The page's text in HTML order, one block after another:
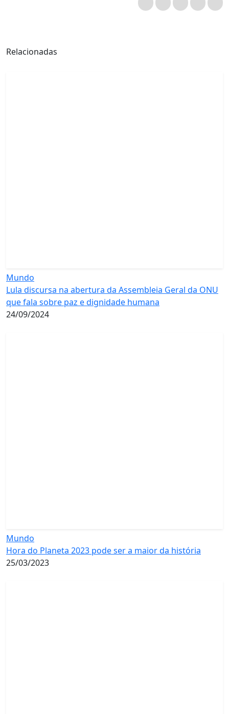
Relacionadas
Mundo
Lula discursa na abertura da Assembleia Geral da ONU
que fala sobre paz e dignidade humana
24/09/2024
Mundo
Hora do Planeta 2023 pode ser a maior da história
25/03/2023